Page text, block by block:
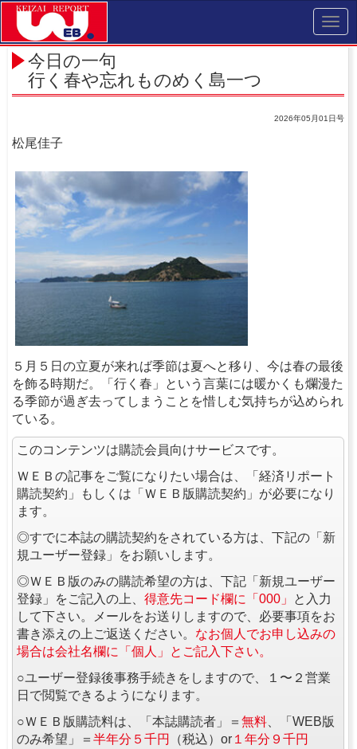
今日の一句
行く春や忘れものめく島一つ
2026年05月01日号
松尾佳子
５月５日の立夏が来れば季節は夏へと移り、今は春の最後
を飾る時期だ。「行く春」という言葉には暖かくも爛漫た
る季節が過ぎ去ってしまうことを惜しむ気持ちが込められ
ている。
このコンテンツは購読会員向けサービスです。
ＷＥＢの記事をご覧になりたい場合は、「経済リポート
購読契約」もしくは「ＷＥＢ版購読契約」が必要になり
ます。
◎すでに本誌の購読契約をされている方は、下記の「新
規ユーザー登録」をお願いします。
◎ＷＥＢ版のみの購読希望の方は、下記「新規ユーザー
登録」をご記入の上、 得意先コード欄に「000」
と入力
して下さい。メールをお送りしますので、必要事項をお
書き添えの上ご返送ください。 なお個人でお申し込みの
場合は会社名欄に「個人」とご記入下さい。
○ユーザー登録後事務手続きをしますので、１〜２営業
日で閲覧できるようになります。
○ＷＥＢ版購読料は、「本誌購読者」＝ 無料 、「WEB版
のみ希望」＝ 半年分５千円 （税込）or １年分９千円